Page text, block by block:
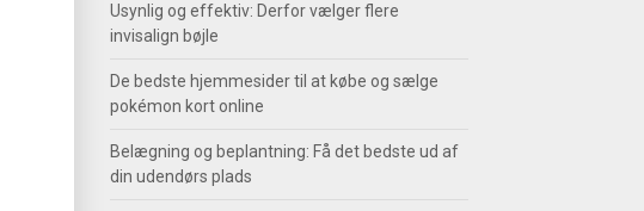
Usynlig og effektiv: Derfor vælger flere
invisalign bøjle
De bedste hjemmesider til at købe og sælge
pokémon kort online
Belægning og beplantning: Få det bedste ud af
din udendørs plads